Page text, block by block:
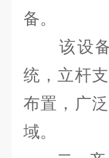
备。
该设备
统，立杆
布置，广
域。